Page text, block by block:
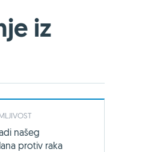
iz
našeg
protiv raka